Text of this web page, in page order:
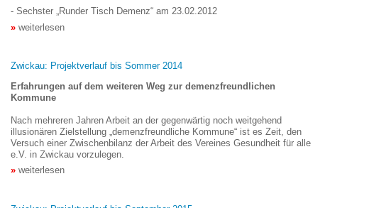
- Sechster „Runder Tisch Demenz“ am 23.02.2012
weiterlesen
Zwickau: Projektverlauf bis Sommer 2014
Erfahrungen auf dem weiteren Weg zur demenzfreundlichen
Kommune
Nach mehreren Jahren Arbeit an der gegenwärtig noch weitgehend
illusionären Zielstellung „demenzfreundliche Kommune“ ist es Zeit, den
Versuch einer Zwischenbilanz der Arbeit des Vereines Gesundheit für alle
e.V. in Zwickau vorzulegen.
weiterlesen